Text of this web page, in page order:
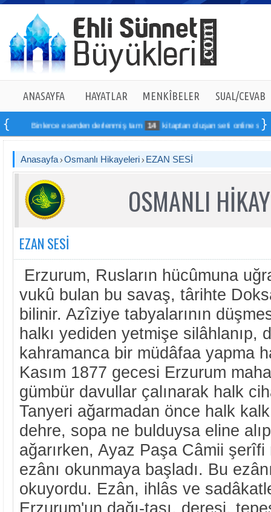
ANASAYFA HAYATLAR MENKÎBELER SUAL/CEVAB
Binlerce eserden derlenmiş tam 14 kitaptan oluşan seti online sipariş
Anasayfa Osmanlı Hikayeleri EZAN SESİ
OSMANLI
EZAN SESİ
Erzurum, Rusların hücûmuna
vukû bulan bu savaş, târihte
bilinir. Azîziye tabyalarının
halkı yediden yetmişe silâhlanıp,
kahramanca bir müdâfaa yapma
Kasım 1877 gecesi Erzurum
gümbür davullar çalınarak halk
Tanyeri ağarmadan önce halk
dehre, sopa ne bulduysa eline
ağarırken, Ayaz Paşa Câmii
ezânı okunmaya başladı. Bu
okuyordu. Ezân, ihlâs ve
Erzurum'un dağı-taşı, deresi,